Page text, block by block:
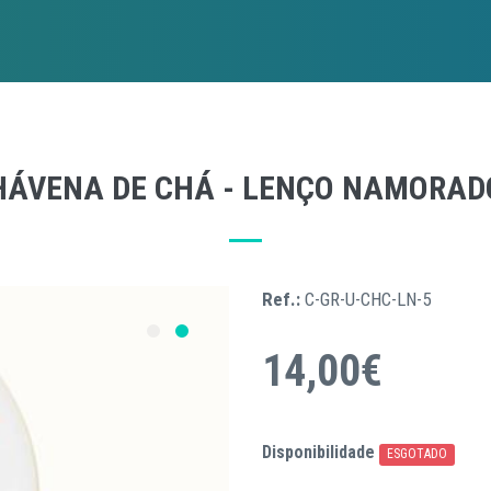
DE CHÁ - LENÇO
Ref.: C-GR-U-CHC-LN-5
14,00€
Disponibilidade ESGOTADO